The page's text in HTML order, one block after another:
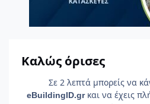
Καλώς όρισες
Σε 2 λεπτά μπορείς να
eBuildingID.gr και να έχεις